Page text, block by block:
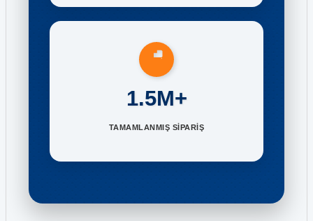
1.5M+
TAMAMLANMIŞ SİPARİŞ